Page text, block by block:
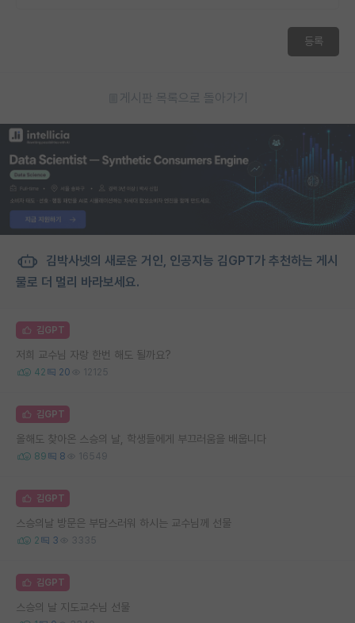
등록
게시판 목록으로 돌아가기
김박사넷의 새로운 거인, 인공지능 김GPT가 추천하는 게시
물로 더 멀리 바라보세요.
김GPT
저희 교수님 자랑 한번 해도 될까요?
42 20 12125
김GPT
올해도 찾아온 스승의 날, 학생들에게 부끄러움을 배웁니다
89 8 16549
김GPT
스승의날 방문은 부담스러워 하시는 교수님께 선물
2 3 3335
김GPT
스승의 날 지도교수님 선물